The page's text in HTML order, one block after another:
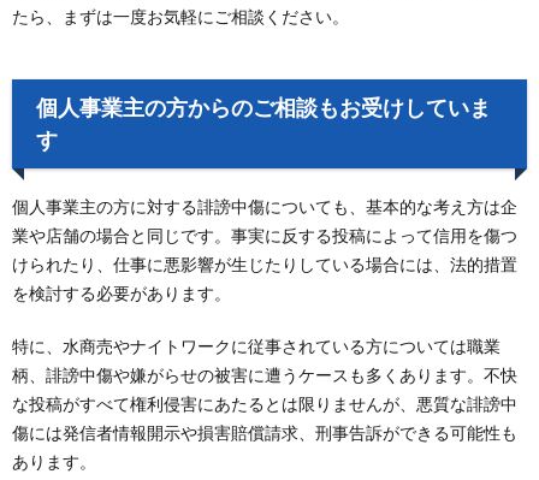
たら、まずは一度お気軽にご相談ください。
個人事業主の方からのご相談もお受けしていま
す
個人事業主の方に対する誹謗中傷についても、基本的な考え方は企
業や店舗の場合と同じです。事実に反する投稿によって信用を傷つ
けられたり、仕事に悪影響が生じたりしている場合には、法的措置
を検討する必要があります。
特に、水商売やナイトワークに従事されている方については職業
柄、誹謗中傷や嫌がらせの被害に遭うケースも多くあります。不快
な投稿がすべて権利侵害にあたるとは限りませんが、悪質な誹謗中
傷には発信者情報開示や損害賠償請求、刑事告訴ができる可能性も
あります。